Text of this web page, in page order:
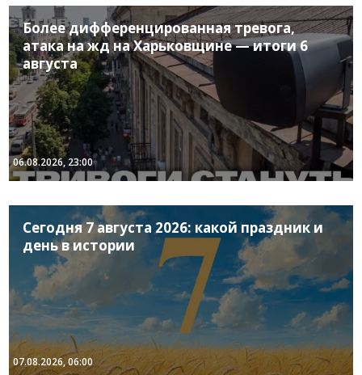
Более дифференцированная тревога,
атака на жд на Харьковщине — итоги 6
августа
06.08.2026, 23:00
Сегодня 7 августа 2026: какой праздник и
день в истории
07.08.2026, 06:00